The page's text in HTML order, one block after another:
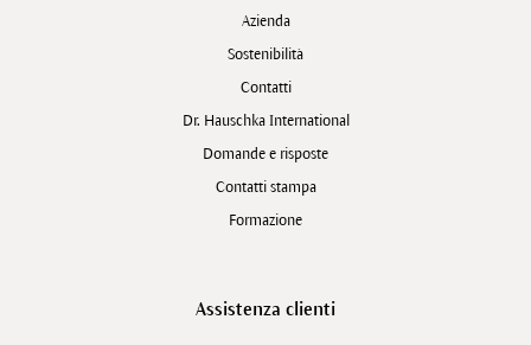
Azienda
Sostenibilità
Contatti
Dr. Hauschka International
Domande e risposte
Contatti stampa
Formazione
Assistenza clienti